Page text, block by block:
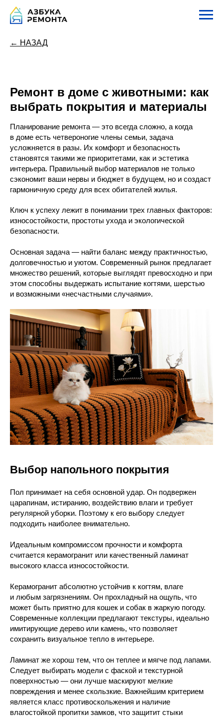
← НАЗАД
Ремонт в доме с животными: как
выбрать покрытия и материалы
Планирование ремонта — это всегда сложно, а когда
в доме есть четвероногие члены семьи, задача
усложняется в разы. Их комфорт и безопасность
становятся такими же приоритетами, как и эстетика
интерьера. Правильный выбор материалов не только
сэкономит ваши нервы и бюджет в будущем, но и создаст
гармоничную среду для всех обитателей жилья.
Ключ к успеху лежит в понимании трех главных факторов:
износостойкости, простоты ухода и экологической
безопасности.
Основная задача — найти баланс между практичностью,
долговечностью и уютом. Современный рынок предлагает
множество решений, которые выглядят превосходно и при
этом способны выдержать испытание когтями, шерстью
и возможными «несчастными случаями».
Выбор напольного покрытия
Пол принимает на себя основной удар. Он подвержен
царапинам, истиранию, воздействию влаги и требует
регулярной уборки. Поэтому к его выбору следует
подходить наиболее внимательно.
Идеальным компромиссом прочности и комфорта
считается керамогранит или качественный ламинат
высокого класса износостойкости.
Керамогранит абсолютно устойчив к когтям, влаге
и любым загрязнениям. Он прохладный на ощупь, что
может быть приятно для кошек и собак в жаркую погоду.
Современные коллекции предлагают текстуры, идеально
имитирующие дерево или камень, что позволяет
сохранить визуальное тепло в интерьере.
Ламинат же хорош тем, что он теплее и мягче под лапами.
Следует выбирать модели с фаской и текстурной
поверхностью — они лучше маскируют мелкие
повреждения и менее скользкие. Важнейшим критерием
является класс противоскольжения и наличие
влагостойкой пропитки замков, что защитит стыки